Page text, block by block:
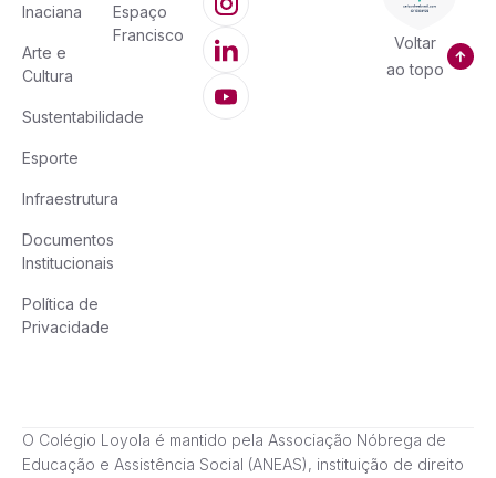
Inaciana
Arte e
Cultura
Sustentabilidade
Esporte
Infraestrutura
Documentos
Institucionais
Política de
Privacidade
Espaço
Francisco
Voltar
ao topo
O Colégio Loyola é mantido pela Associação Nóbrega de
Educação e Assistência Social (ANEAS), instituição de direito